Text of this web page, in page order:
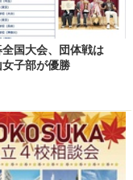
国大会、団体戦は
子部が優勝